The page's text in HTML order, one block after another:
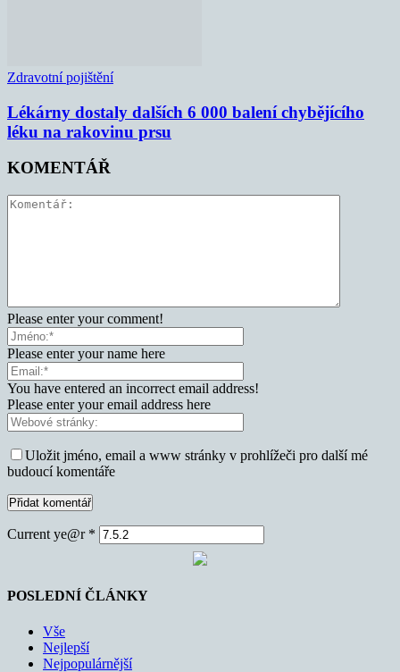
Zdravotní pojištění
Lékárny dostaly dalších 6 000 balení chybějícího
léku na rakovinu prsu
KOMENTÁŘ
Please enter your comment!
Please enter your name here
You have entered an incorrect email address!
Please enter your email address here
Uložit jméno, email a www stránky v prohlížeči pro další mé
budoucí komentáře
Current ye@r *
POSLEDNÍ ČLÁNKY
Vše
Nejlepší
Nejpopulárnější